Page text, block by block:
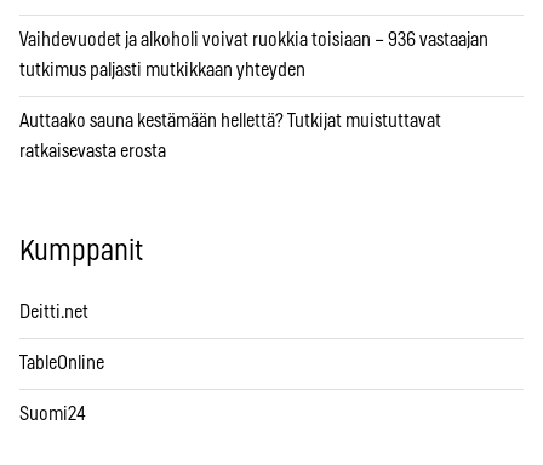
Vaihdevuodet ja alkoholi voivat ruokkia toisiaan – 936 vastaajan
tutkimus paljasti mutkikkaan yhteyden
Auttaako sauna kestämään hellettä? Tutkijat muistuttavat
ratkaisevasta erosta
Kumppanit
Deitti.net
TableOnline
Suomi24